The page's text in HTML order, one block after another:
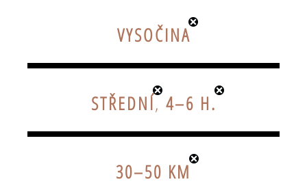
VYSOČINA
STŘEDNÍ, 4–6 H.
30–50 KM